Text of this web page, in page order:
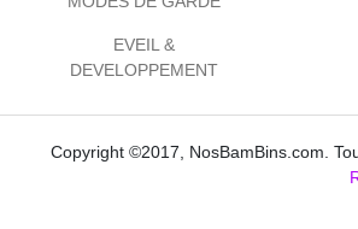
EVEIL &
DEVELOPPEMENT
Copyright ©2017, NosBamBins.com.